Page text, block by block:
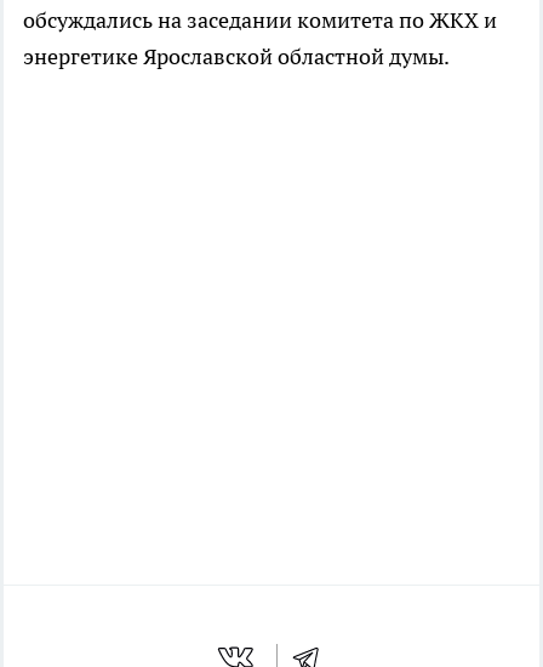
обсуждались на заседании комитета по ЖКХ и
энергетике Ярославской областной думы.